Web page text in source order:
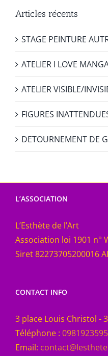
Articles récents
STAGE PEINTURE
ATELIER I LOVE
ATELIER VISIBLE/
FIGURES
DETOURNEMENT DE
L’ASSOCIATION
L’Esthète de l’Art
Association loi 1901 n°
Siret 82273705200016
CONTACT INFO
3 place Louis Christol -
Téléphone : 0981923595
Email: